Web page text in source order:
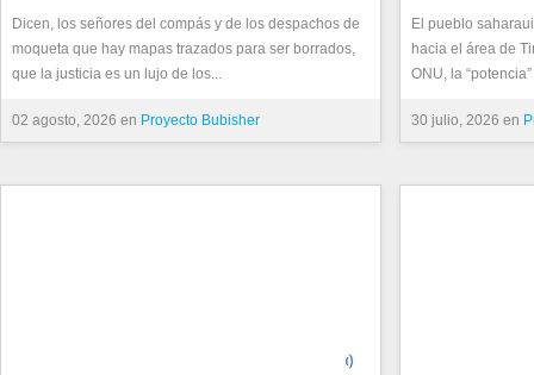
Dicen, los señores del compás y de los despachos de
moqueta que hay mapas trazados para ser borrados,
que la justicia es un lujo de los...
02 agosto, 2026 en Proyecto Bubisher
El pueblo
hacia el área de
ONU, la
30 julio, 2026 en
0